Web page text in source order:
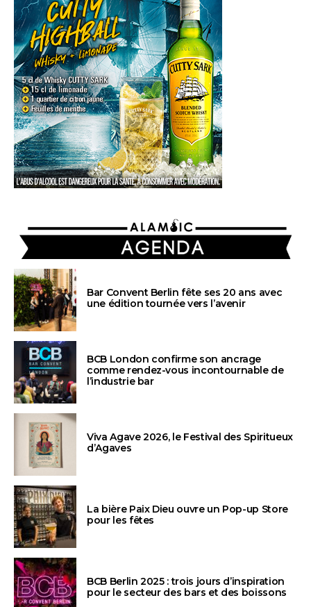
AGENDA
Bar Convent Berlin fête ses 20 ans avec
une édition tournée vers l’avenir
BCB London confirme son ancrage
comme rendez-vous incontournable de
l’industrie bar
Viva Agave 2026, le Festival des Spiritueux
d’Agaves
La bière Paix Dieu ouvre un Pop-up Store
pour les fêtes
BCB Berlin 2025 : trois jours d’inspiration
pour le secteur des bars et des boissons